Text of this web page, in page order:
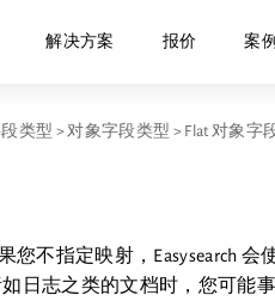
解决方案 报价 案例
类型 >对象字段类型 > Flat 对象字
您不指定映射，Easysearch 会
日志之类的文档时，您可能